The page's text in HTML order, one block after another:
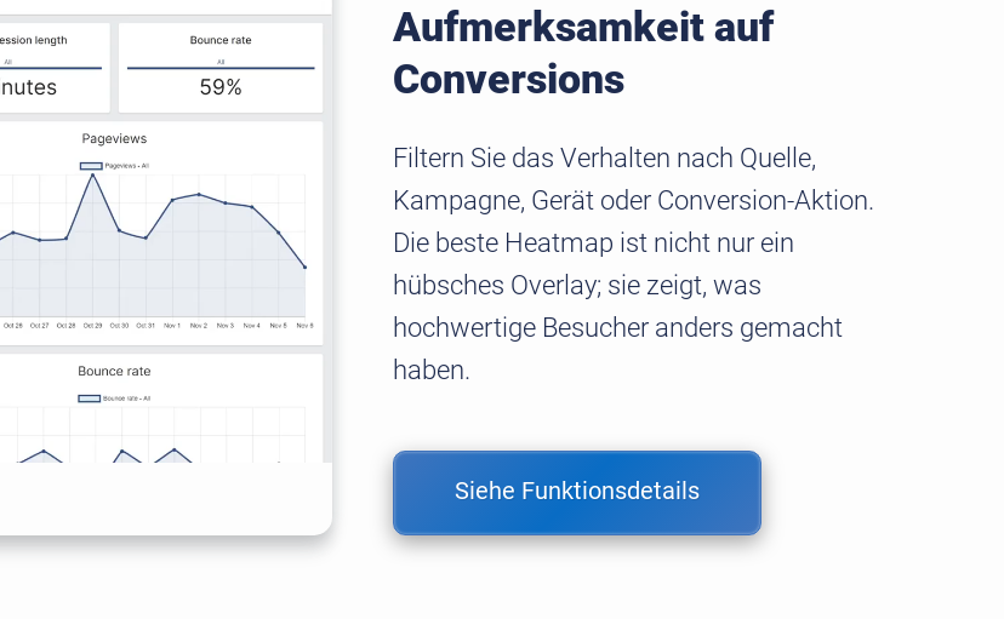
Aufmerksamkeit auf
Conversions
Filtern Sie das Verhalten nach Quelle,
Kampagne, Gerät oder Conversion-Aktion.
Die beste Heatmap ist nicht nur ein
hübsches Overlay; sie zeigt, was
hochwertige Besucher anders gemacht
haben.
Siehe Funktionsdetails